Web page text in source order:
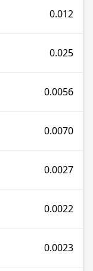
0.012
0.025
0.0056
0.0070
0.0027
0.0022
0.0023